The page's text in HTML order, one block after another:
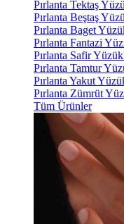
Pırlanta Tektaş
Pırlanta Beştaş
Pırlanta Baget
Pırlanta Fantazi
Pırlanta Safir
Pırlanta Tamtur
Pırlanta Yakut
Pırlanta Zümrüt
Tüm Ürünler